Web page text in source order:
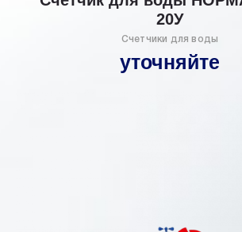
20У
Счетчики для воды
уточняйте